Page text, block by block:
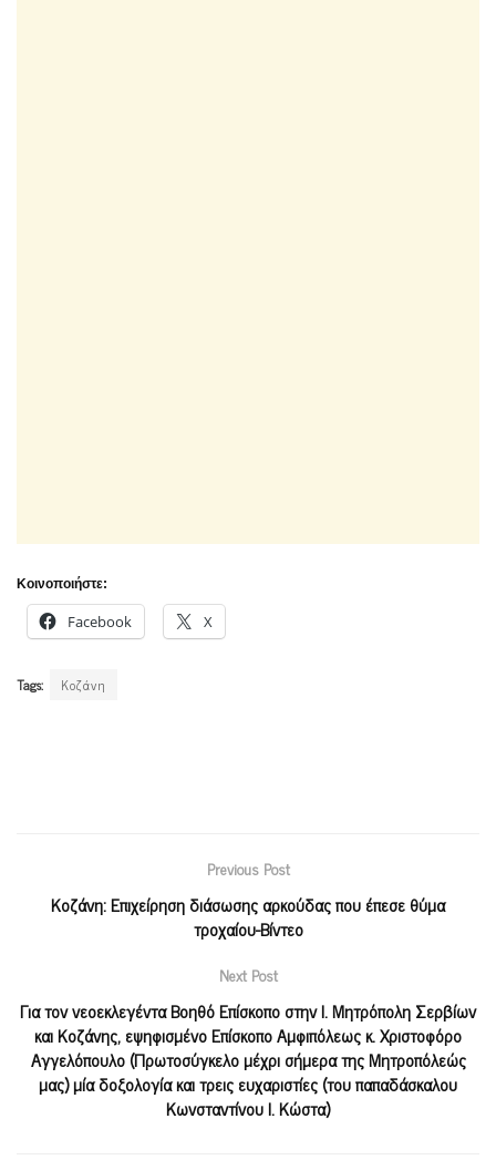
Κοινοποιήστε:
Facebook X
Tags: Κοζάνη
Previous Post
Κοζάνη: Επιχείρηση διάσωσης αρκούδας που έπεσε θύμα
τροχαίου-Βίντεο
Next Post
Για τον νεοεκλεγέντα Βοηθό Επίσκοπο στην Ι. Μητρόπολη Σερβίων
και Κοζάνης, εψηφισμένο Επίσκοπο Αμφιπόλεως κ. Χριστοφόρο
Αγγελόπουλο (Πρωτοσύγκελο μέχρι σήμερα της Μητροπόλεώς
μας) μία δοξολογία και τρεις ευχαριστίες (του παπαδάσκαλου
Κωνσταντίνου Ι. Κώστα)